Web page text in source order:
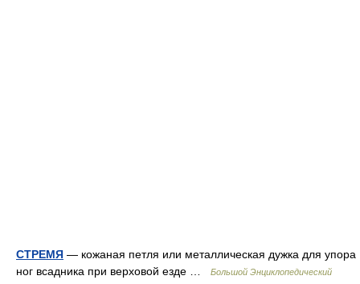
СТРЕМЯ — кожаная петля или металлическая дужка для упора
ног всадника при верховой езде …
Большой Энциклопедический